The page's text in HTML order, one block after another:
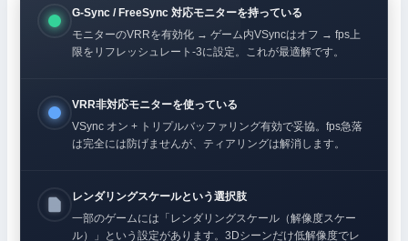
G-Sync / FreeSync 対応モニターを持っている
モニターのVRRを有効化 → ゲーム内VSyncはオフ → fps上
限をリフレッシュレート-3に設定。これが最適解です。
VRR非対応モニターを使っている
VSync オン + トリプルバッファリング有効で妥協。fps急落
は完全には防げませんが、ティアリングは解消します。
レンダリングスケールという選択肢
一部のゲームには「レンダリングスケール（解像度スケー
ル）」という設定があります。3Dシーンだけ低解像度でレ